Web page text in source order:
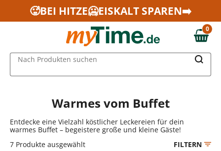
Zum Hauptinhalt springen
Zur Navigation springen
Zur Suche springen
🥵BEI HITZE🥶EISKALT SPAREN➡️
0,00 €
0
Nach Produkten suchen
Warmes vom Buffet
Entdecke eine Vielzahl köstlicher Leckereien für dein
warmes Buffet – begeistere große und kleine Gäste!
7 Produkte ausgewählt FILTERN